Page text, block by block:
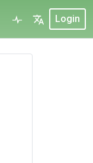
Login